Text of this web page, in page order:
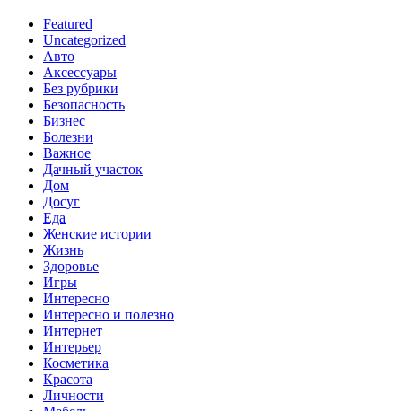
Featured
Uncategorized
Авто
Аксессуары
Без рубрики
Безопасность
Бизнес
Болезни
Важное
Дачный участок
Дом
Досуг
Еда
Женские истории
Жизнь
Здоровье
Игры
Интересно
Интересно и полезно
Интернет
Интерьер
Косметика
Красота
Личности